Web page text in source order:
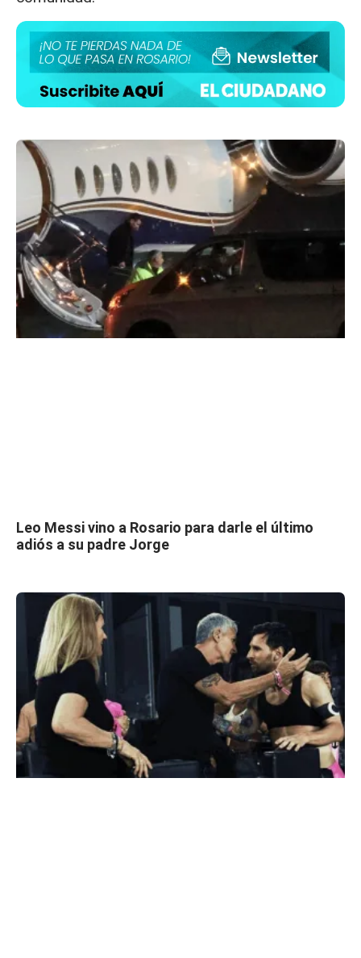
Leo Messi vino a Rosario para darle el último
adiós a su padre Jorge